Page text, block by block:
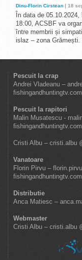
Dinu-Florin Cirstean | 18
În data de
18:00, ACSBF va
între membrii și
islaz – zona Grămești.
Pescuit la crap
Andrei Vladeanu –
fishingandhuntingtv.com
Pescuit la rapitori
Malin Musatescu -
fishingandhuntingtv.com
Cristi Albu – cristi.albu
Vanatoare
Florin Pirvu –
fishingandhuntingtv.com
Distributie
Anca Matiesc –
Webmaster
Cristi Albu – cristi.albu